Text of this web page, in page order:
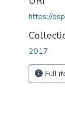
https://
2017
Full